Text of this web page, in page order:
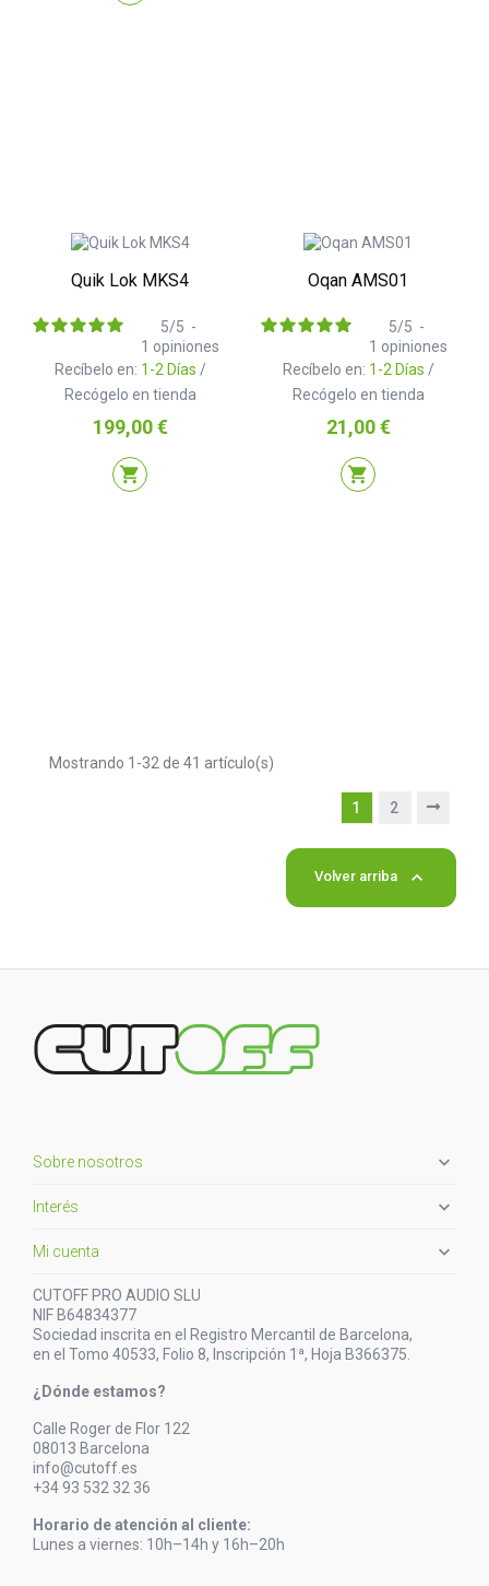
Quik Lok MKS4
Recíbelo en: 1-2 Días /
Recógelo en tienda
5/5 -
1 opiniones
Precio
199,00 €
shopping_cart
Oqan AMS01
Recíbelo en: 1-2 Días /
Recógelo en tienda
5/5 -
1 opiniones
Precio
21,00 €
shopping_cart
Mostrando 1-32 de 41 artículo(s)
1 2
Volver arriba 
Sobre nosotros 
Interés 
Mi cuenta 
CUTOFF PRO AUDIO SLU
NIF B64834377
Sociedad inscrita en el Registro Mercantil de Barcelona,
en el Tomo 40533, Folio 8, Inscripción 1ª, Hoja B366375.
¿Dónde estamos?
Calle Roger de Flor 122
08013 Barcelona
info@cutoff.es
+34 93 532 32 36
Horario de atención al cliente:
Lunes a viernes: 10h–14h y 16h–20h